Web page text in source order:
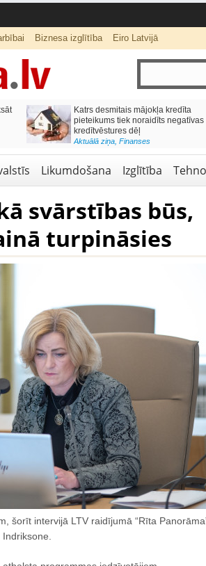
Biznesa izglītība Eiro Latvijā
Katrs desmitais mājokļa kredīta
pieteikums tiek noraidīts negatīvas
kredītvēstures dēļ
Aktuālā ziņa, Finanses
Likumdošana Izglītība
svārstības būs,
turpināsies
šorīt intervijā LTV raidījumā “Rīta